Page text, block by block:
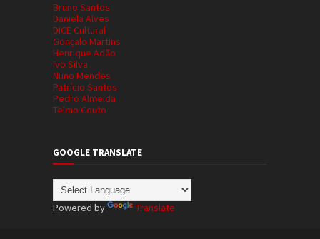
Bruno Santos
Daniela Alves
DICE Cultural
Gonçalo Martins
Henrique Adão
Ivo Silva
Nuno Mendes
Patrício Santos
Pedro Almeida
Telmo Couto
GOOGLE TRANSLATE
Powered by Translate